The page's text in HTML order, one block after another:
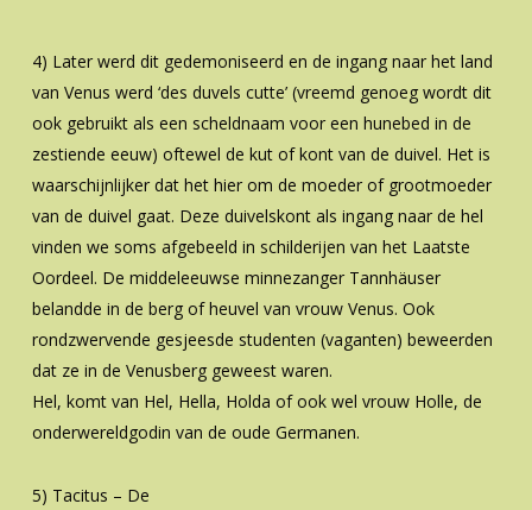
4) Later werd dit gedemoniseerd en de ingang naar het land
van Venus werd ‘des duvels cutte’ (vreemd genoeg wordt dit
ook gebruikt als een scheldnaam voor een hunebed in de
zestiende eeuw) oftewel de kut of kont van de duivel. Het is
waarschijnlijker dat het hier om de moeder of grootmoeder
van de duivel gaat. Deze duivelskont als ingang naar de hel
vinden we soms afgebeeld in schilderijen van het Laatste
Oordeel. De middeleeuwse minnezanger Tannhäuser
belandde in de berg of heuvel van vrouw Venus. Ook
rondzwervende gesjeesde studenten (vaganten) beweerden
dat ze in de Venusberg geweest waren.
Hel, komt van Hel, Hella, Holda of ook wel vrouw Holle, de
onderwereldgodin van de oude Germanen.
5) Tacitus – De